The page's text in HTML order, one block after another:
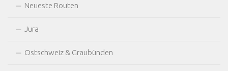
Neueste Routen
Jura
Ostschweiz & Graubünden